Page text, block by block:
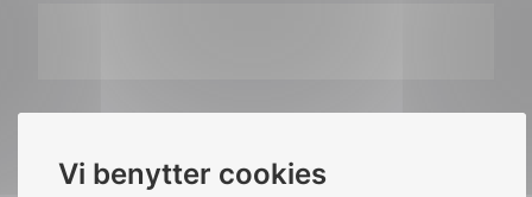
Vi benytter cookies
Publisert av:Arild Kjærnli